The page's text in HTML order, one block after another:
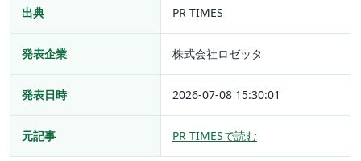
出典 PR TIMES
発表企業 株式会社ロゼッタ
発表日時 2026-07-08 15:30:01
元記事 PR TIMESで読む